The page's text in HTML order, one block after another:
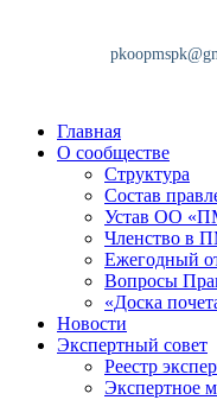
Главная
О сообществе
Структура
Состав
Устав ОО
Членство в
Ежегодный
Вопросы
«Доска
Новости
Экспертный совет
Реестр
Экспертное